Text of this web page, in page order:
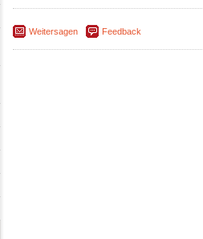
Weitersagen Feedback